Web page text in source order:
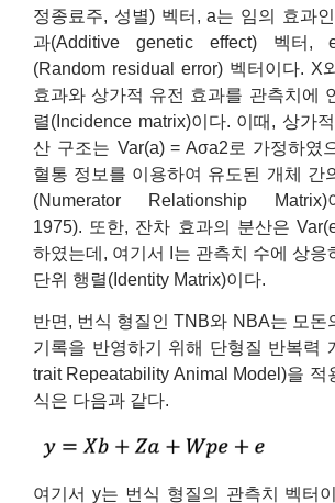
정종료주, 성별) 벡터, a는 임의 효과
과(Additive genetic effect) 벡터,
(Random residual error) 벡터이다. X
효과와 상가적 유전 효과를 관측치에
렬(Incidence matrix)이다. 이때, 상가
산 구조는 Var(a) = Aσa2로 가정하였
혈통 정보를 이용하여 유도된 개체 간
(Numerator Relationship Matrix)
1975). 또한, 잔차 효과의 분산은
하였는데, 여기서 I는 관측치 수에 상응
단위 행렬(Identity Matrix)이다.
반면, 번식 형질인 TNB와 NBA는 모돈
기록을 반영하기 위해 단형질 반복력
trait Repeatability Animal Model)을 적
식은 다음과 같다.
여기서 y는 번식 형질의 관측치 벡터